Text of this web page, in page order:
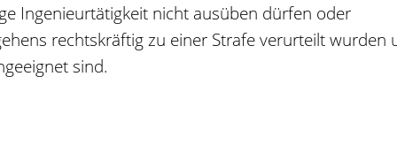
Ingenieurtätigkeit nicht ausüben dürfen oder
rechtskräftig zu einer Strafe verurteilt
sind.